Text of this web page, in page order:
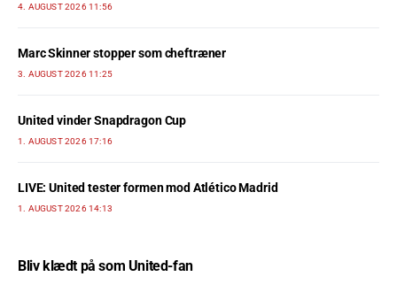
4. AUGUST 2026 11:56
Marc Skinner stopper som cheftræner
3. AUGUST 2026 11:25
United vinder Snapdragon Cup
1. AUGUST 2026 17:16
LIVE: United tester formen mod Atlético Madrid
1. AUGUST 2026 14:13
Bliv klædt på som United-fan